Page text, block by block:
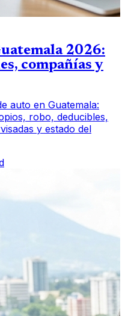
2026:
compañías y
auto en Guatemala:
robo, deducibles,
y estado del